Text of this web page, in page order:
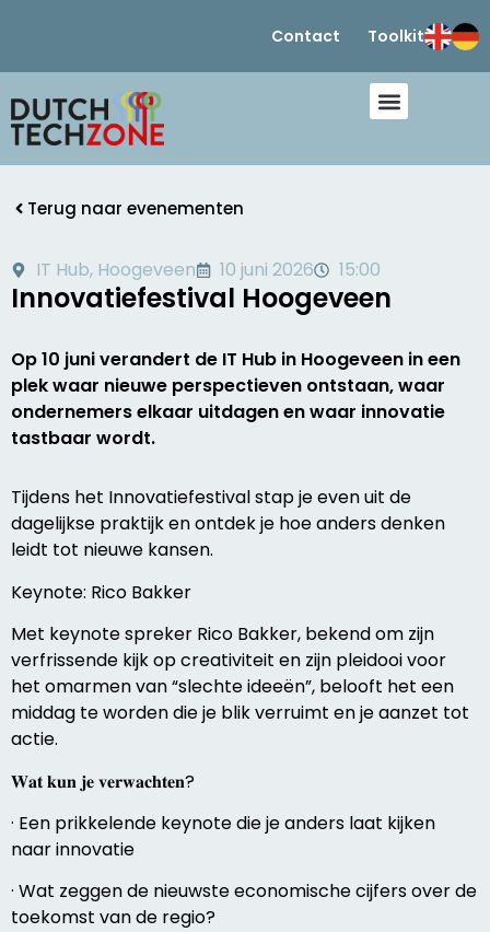
Contact Toolkit
Terug naar evenementen
IT Hub, Hoogeveen 10 juni 2026 15:00
Innovatiefestival Hoogeveen
Op 10 juni verandert de IT Hub in Hoogeveen in een
plek waar nieuwe perspectieven ontstaan, waar
ondernemers elkaar uitdagen en waar innovatie
tastbaar wordt.
Tijdens het Innovatiefestival stap je even uit de
dagelijkse praktijk en ontdek je hoe anders denken
leidt tot nieuwe kansen.
Keynote: Rico Bakker
Met keynote spreker Rico Bakker, bekend om zijn
verfrissende kijk op creativiteit en zijn pleidooi voor
het omarmen van “slechte ideeën”, belooft het een
middag te worden die je blik verruimt en je aanzet tot
actie.
𝐖𝐚𝐭 𝐤𝐮𝐧 𝐣𝐞 𝐯𝐞𝐫𝐰𝐚𝐜𝐡𝐭𝐞𝐧?
· Een prikkelende keynote die je anders laat kijken
naar innovatie
· Wat zeggen de nieuwste economische cijfers over de
toekomst van de regio?